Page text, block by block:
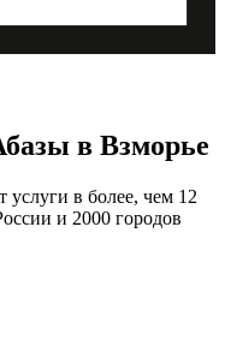
в Взморье
в более, чем 12
и 2000 городов